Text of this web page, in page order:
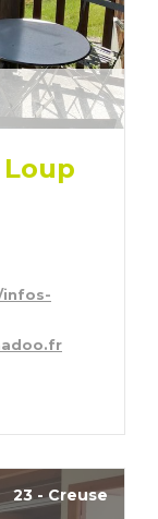
infos-
23 - Creuse